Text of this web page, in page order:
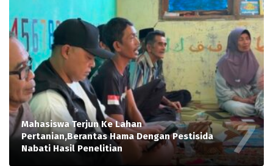
Mahasiswa Terjun Ke Lahan
Pertanian,Berantas Hama Dengan Pestisida
Nabati Hasil Penelitian